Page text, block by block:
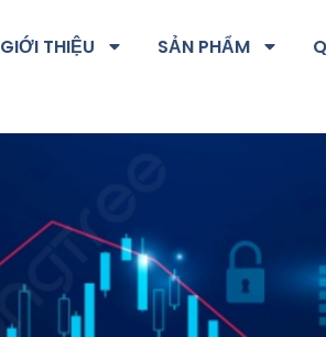
GIỚI THIỆU SẢN PHẨM